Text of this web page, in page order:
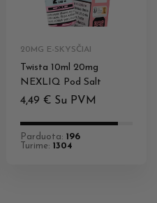
20MG E-SKYSČIAI
Twista 10ml 20mg
NEXLIQ Pod Salt
4,49 € Su PVM
Parduota: 196
Turime: 1304